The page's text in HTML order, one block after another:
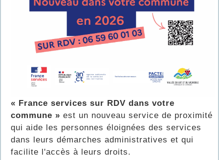
« France services sur RDV dans votre
commune » est un nouveau service de proximité
qui aide les personnes éloignées des services
dans leurs démarches administratives et qui
facilite l'accès à leurs droits.